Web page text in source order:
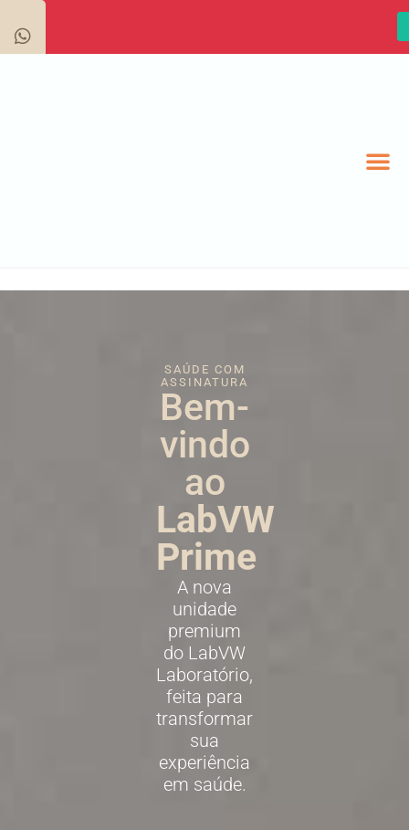
SAÚDE COM
ASSINATURA
Bem-
vindo
ao
LabVW
Prime
A nova
unidade
premium
do LabVW
Laboratório,
feita para
transformar
sua
experiência
em saúde.